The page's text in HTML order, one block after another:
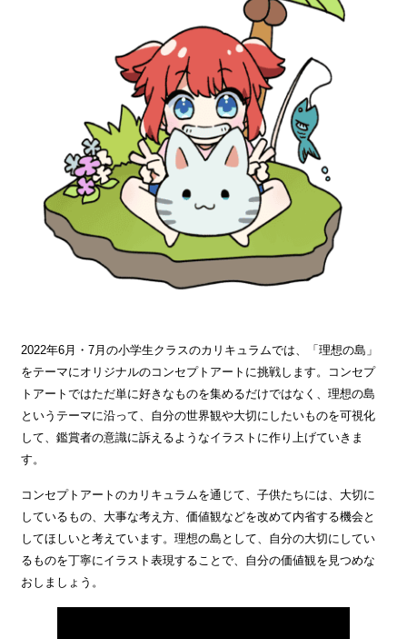
2022年6月・7月の小学生クラスのカリキュラムでは、「理想の島」
をテーマにオリジナルのコンセプトアートに挑戦します。コンセプ
トアートではただ単に好きなものを集めるだけではなく、理想の島
というテーマに沿って、自分の世界観や大切にしたいものを可視化
して、鑑賞者の意識に訴えるようなイラストに作り上げていきま
す。
コンセプトアートのカリキュラムを通じて、子供たちには、大切に
しているもの、大事な考え方、価値観などを改めて内省する機会と
してほしいと考えています。理想の島として、自分の大切にしてい
るものを丁寧にイラスト表現することで、自分の価値観を見つめな
おしましょう。